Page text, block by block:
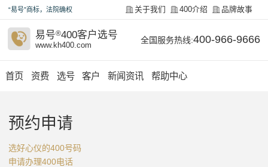
“易号”商标，法院确权 关于我们 400介绍 品牌故事
易号®400客户选号
www.kh400.com
全国服务热线:400-966-9666
首页 资费 选号 客户 新闻资讯 帮助中心
预约申请
选好心仪的400号码
申请办理400电话